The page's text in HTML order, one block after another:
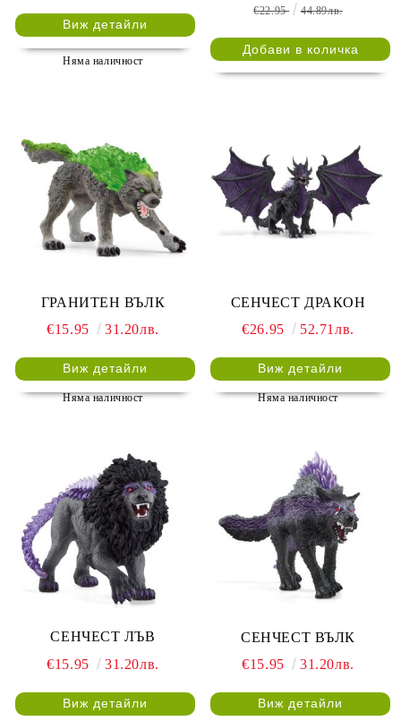
Виж детайли
Няма наличност
€22.95 44.89лв.
ГРАНИТЕН ВЪЛК
€15.95
31.20лв.
Виж детайли
Няма наличност
СЕНЧЕСТ ДРАКОН
€26.95
52.71лв.
Виж детайли
Няма наличност
СЕНЧЕСТ ЛЪВ
€15.95
31.20лв.
Виж детайли
СЕНЧЕСТ ВЪЛК
€15.95
31.20лв.
Виж детайли